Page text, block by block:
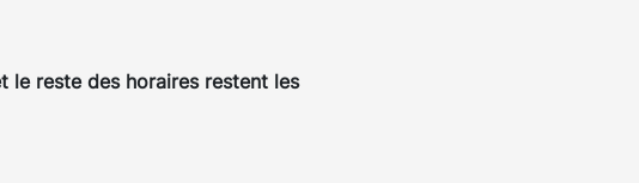
le reste des horaires restent les